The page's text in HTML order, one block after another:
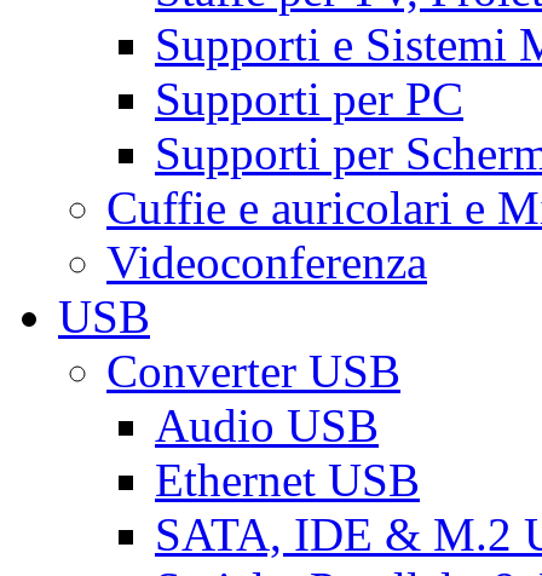
Supporti e Sistemi
Supporti per PC
Supporti per
Cuffie e auricolari e
Videoconferenza
USB
Converter USB
Audio USB
Ethernet USB
SATA, IDE & M.2